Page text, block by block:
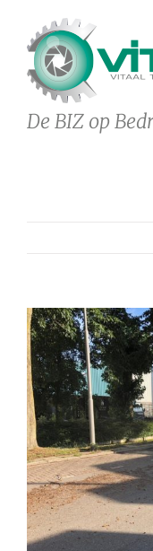
inhoud
De BIZ op
Bekijk
grotere
afbeelding